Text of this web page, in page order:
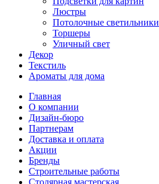
Люстры
Потолочные светильники
Торшеры
Уличный свет
Декор
Текстиль
Ароматы для дома
Главная
О компании
Дизайн-бюро
Партнерам
Доставка и оплата
Акции
Бренды
Строительные работы
Столярная мастерская